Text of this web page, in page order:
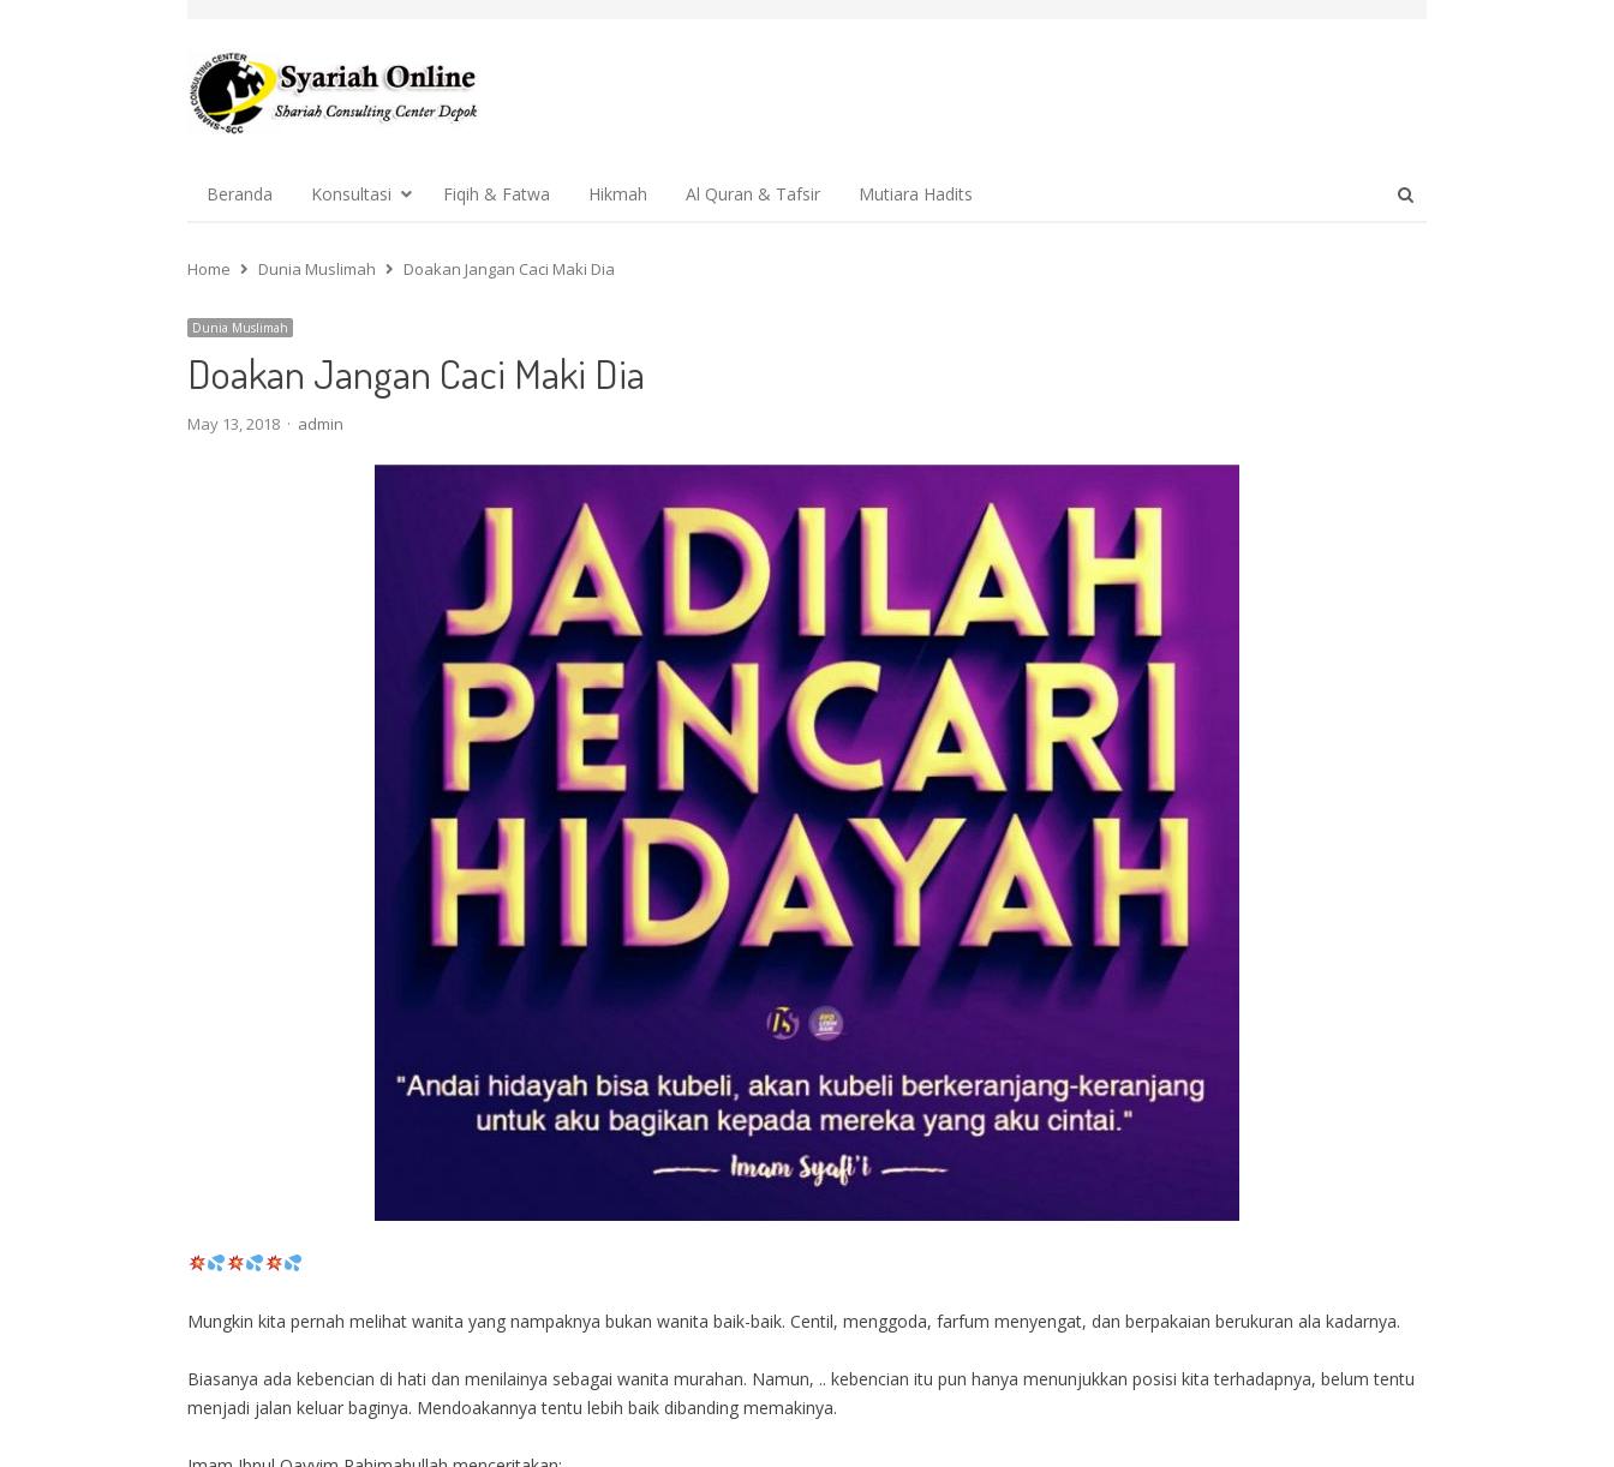
Beranda Konsultasi Fiqih & Fatwa Hikmah Al Quran & Tafsir Mutiara Hadits
Home
Dunia Muslimah Doakan Jangan Caci Maki Dia
Dunia Muslimah
Doakan Jangan Caci Maki Dia
May 13, 2018 Author
admin
Mungkin kita pernah melihat wanita yang nampaknya bukan wanita baik-baik. Centil, menggoda, farfum menyengat, dan berpakaian berukuran ala kadarnya.
Biasanya ada kebencian di hati dan menilainya sebagai wanita murahan. Namun, .. kebencian itu pun hanya menunjukkan posisi kita terhadapnya, belum tentu
menjadi jalan keluar baginya. Mendoakannya tentu lebih baik dibanding memakinya.